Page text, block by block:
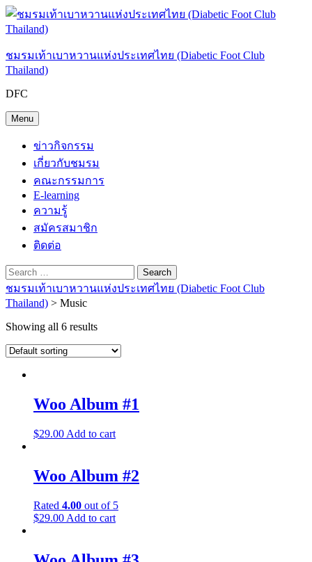
Skip
to
content
ชมรมเท้าเบาหวานแห่งประเทศไทย (Diabetic Foot Club
Thailand)
DFC
Menu
ข่าวกิจกรรม
เกี่ยวกับชมรม
คณะกรรมการ
E-learning
ความรู้
สมัครสมาชิก
ติดต่อ
Search
Search
Close
Search
for:
Search
ชมรมเท้าเบาหวานแห่งประเทศไทย (Diabetic Foot Club
Thailand) > Music
Showing all 6 results
Woo Album #1
$29.00 Add to cart
Woo Album #2
Rated 4.00 out of 5
$29.00 Add to cart